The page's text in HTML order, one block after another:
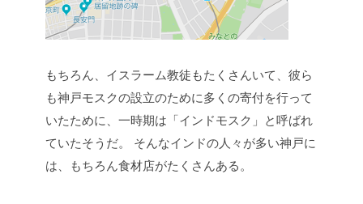
もちろん、イスラーム教徒もたくさんいて、彼ら
も神戸モスクの設立のために多くの寄付を行って
いたために、一時期は「インドモスク」と呼ばれ
ていたそうだ。
そんなインドの人々が多い神戸に
は、もちろん食材店がたくさんある。